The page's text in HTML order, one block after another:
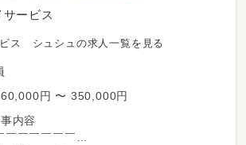
ービス
ス シュシュの求人一覧を見る
円 〜 350,000円
内容
￣￣￣￣￣￣